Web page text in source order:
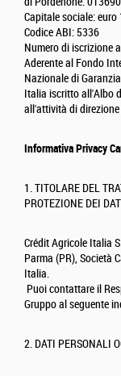
Capitale sociale:
Codice ABI: 5336
Numero di iscrizione
Aderente al Fondo
Nazionale di
Italia iscritto all'Albo
all'attività di direzione
Informativa Privacy
1. TITOLARE DEL
PROTEZIONE DEI
Crédit Agricole Italia
Parma (PR), Società
Italia.
Puoi contattare il
Gruppo al seguente
2. DATI PERSONALI